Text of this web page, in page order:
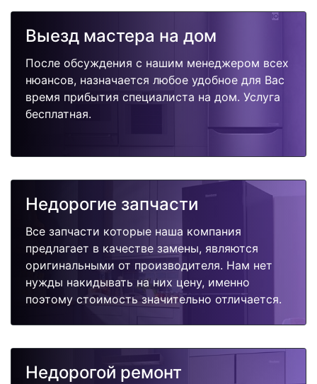
поломок.
Выезд мастера на дом
После обсуждения с нашим менеджером всех
нюансов, назначается любое удобное для Вас
время прибытия специалиста на дом. Услуга
бесплатная.
Недорогие запчасти
Все запчасти которые наша компания
предлагает в качестве замены, являются
оригинальными от производителя. Нам нет
нужды накидывать на них цену, именно
поэтому стоимость значительно отличается.
Недорогой ремонт